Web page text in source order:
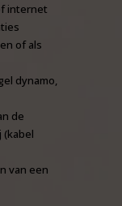
internet
of als
dynamo,
de
(kabel
van een